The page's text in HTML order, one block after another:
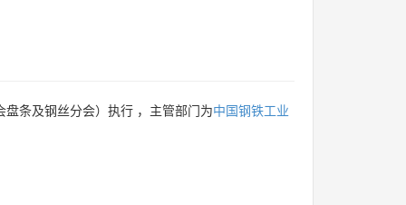
盘条及钢丝分会）执行 ，主管部门为中国钢铁工业